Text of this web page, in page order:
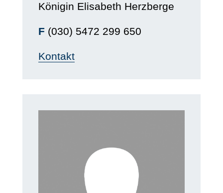
Königin Elisabeth Herzberge
F (030) 5472 299 650
Kontakt